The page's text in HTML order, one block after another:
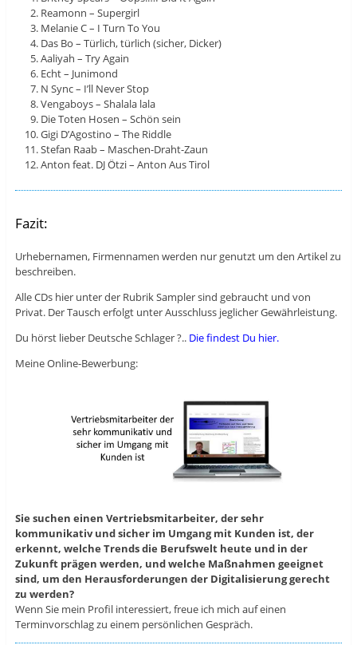
Reamonn – Supergirl
Melanie C – I Turn To You
Das Bo – Türlich, türlich (sicher, Dicker)
Aaliyah – Try Again
Echt – Junimond
N Sync – I’ll Never Stop
Vengaboys – Shalala lala
Die Toten Hosen – Schön sein
Gigi D’Agostino – The Riddle
Stefan Raab – Maschen-Draht-Zaun
Anton feat. DJ Ötzi – Anton Aus Tirol
Fazit:
Urhebernamen, Firmennamen werden nur genutzt um den Artikel zu
beschreiben.
Alle CDs hier unter der Rubrik Sampler sind gebraucht und von
Privat. Der Tausch erfolgt unter Ausschluss jeglicher Gewährleistung.
Du hörst lieber Deutsche Schlager ?.. Die findest Du hier.
Meine Online-Bewerbung:
Sie suchen einen Vertriebsmitarbeiter, der sehr
kommunikativ und sicher im Umgang mit Kunden ist, der
erkennt, welche Trends die Berufswelt heute und in der
Zukunft prägen werden, und welche Maßnahmen geeignet
sind, um den Herausforderungen der Digitalisierung gerecht
zu werden?
Wenn Sie mein Profil interessiert, freue ich mich auf einen
Terminvorschlag zu einem persönlichen Gespräch.